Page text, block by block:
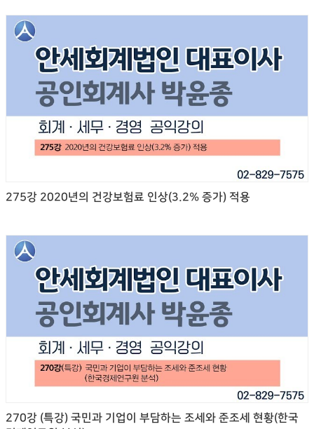
275강 2020년의 건강보험료 인상(3.2% 증가) 적용
270강 (특강) 국민과 기업이 부담하는 조세와 준조세 현황(한국